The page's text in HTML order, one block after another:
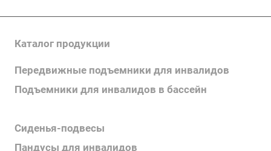
Каталог продукции
Передвижные подъемники для инвалидов
Подъемники для инвалидов в бассейн
Сиденья-подвесы
Пандусы для инвалидов